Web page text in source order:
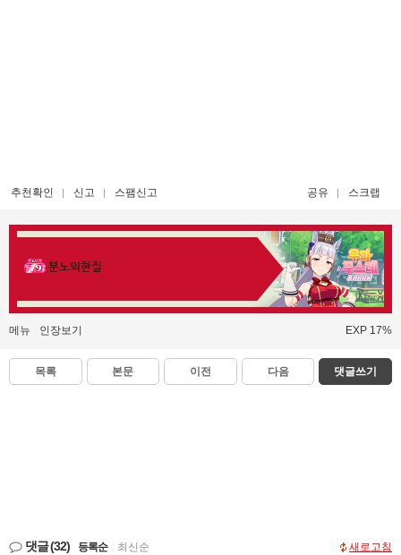
추천확인 신고 스팸신고 공유 스크랩
분노의현질
메뉴 인장보기 EXP 17%
목록 본문 이전 다음 댓글쓰기
댓글(32) 등록순 최신순 새로고침